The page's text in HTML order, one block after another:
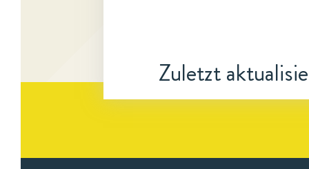
Zuletzt